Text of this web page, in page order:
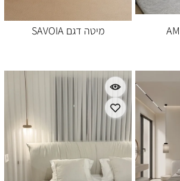
מיטה דגם SAVOIA